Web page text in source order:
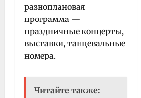
разноплановая
программа —
праздничные концерты,
выставки, танцевальные
номера.
Читайте также: